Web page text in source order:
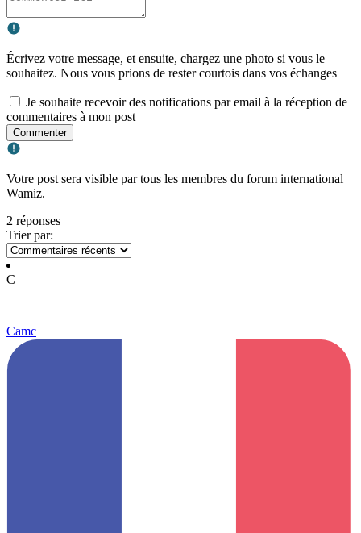
Écrivez votre message, et ensuite, chargez une photo si vous le
souhaitez. Nous vous prions de rester courtois dans vos échanges
Je souhaite recevoir des notifications par email à la réception de
commentaires à mon post
Commenter
Votre post sera visible par tous les membres du forum international
Wamiz.
2 réponses
Trier par:
C
Camc